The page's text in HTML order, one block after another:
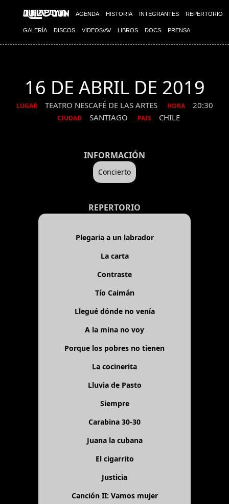
AGENDA HISTORIA INTEGRANTES REPERTORIO
GALERÍA DISCOS VIDEOS/AV LIBROS DOCS PRENSA
16 DE ABRIL DE 2019
LUGAR TEATRO NESCAFÉ DE LAS ARTES HORA 20:30
CIUDAD SANTIAGO PAIS CHILE
INFORMACIÓN
Concierto
REPERTORIO
Plegaria a un labrador
La carta
Contraste
Tío Caimán
Llegué dónde no venía
A la mina no voy
Porque los pobres no tienen
La cocinerita
Lluvia de Pasto
Siempre
Carabina 30-30
Juana la cubana
El cigarrito
Justicia
Canción II: Vamos mujer